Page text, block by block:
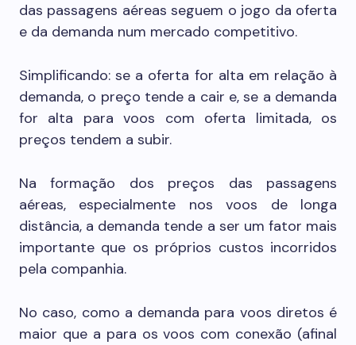
das passagens aéreas seguem o jogo da oferta
e da demanda num mercado competitivo.
Simplificando: se a oferta for alta em relação à
demanda, o preço tende a cair e, se a demanda
for alta para voos com oferta limitada, os
preços tendem a subir.
Na formação dos preços das passagens
aéreas, especialmente nos voos de longa
distância, a demanda tende a ser um fator mais
importante que os próprios custos incorridos
pela companhia.
No caso, como a demanda para voos diretos é
maior que a para os voos com conexão (afinal